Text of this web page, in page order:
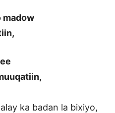
madow
ka badan la bixiyo,